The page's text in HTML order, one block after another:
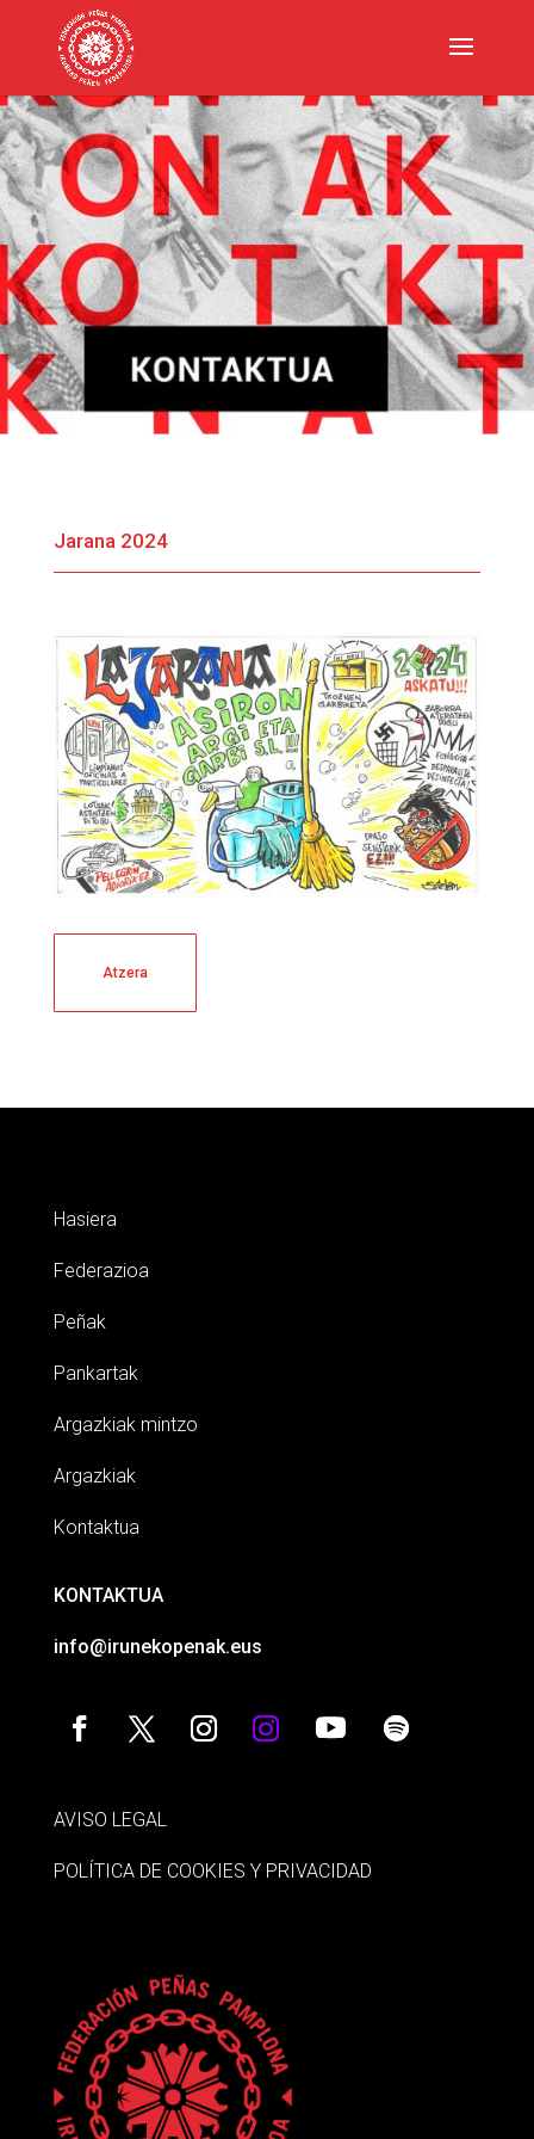
Jarana 2024
Atzera
Hasiera
Federazioa
Peñak
Pankartak
Argazkiak mintzo
Argazkiak
Kontaktua
KONTAKTUA
info@irunekopenak.eus
AVISO LEGAL
POLÍTICA DE COOKIES Y PRIVACIDAD